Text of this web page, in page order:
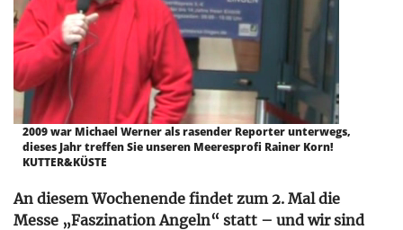
2009 war Michael Werner als rasender Reporter unterwegs,
dieses Jahr treffen Sie unseren Meeresprofi Rainer Korn!
KUTTER&KÜSTE
An diesem Wochenende findet zum 2. Mal die
Messe „Faszination Angeln“ statt – und wir sind